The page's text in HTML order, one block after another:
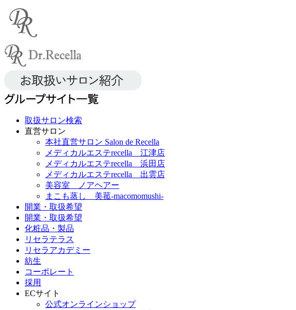
取扱サロン検索
直営サロン
本社直営サロン Salon de Recella
メディカルエステrecella 江津店
メディカルエステrecella 浜田店
メディカルエステrecella 出雲店
美容室 ノアヘアー
まこも蒸し 美菰-macomomushi-
開業・取扱希望
開業・取扱希望
化粧品・製品
リセラテラス
リセラアカデミー
紡生
コーポレート
採用
ECサイト
公式オンラインショップ